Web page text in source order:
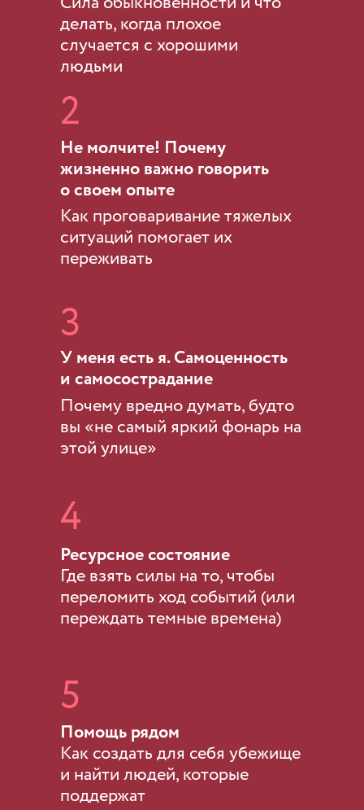
Как проговаривание тяжелых
ситуаций помогает их
переживать
Помощь рядом
У меня есть я. Самоценность
и самосострадание
Почему вредно думать, будто
вы «не самый яркий фонарь на
этой улице»
2
3
4
Ресурсное состояние
Где взять силы на то, чтобы
переломить ход событий (или
переждать темные времена)
5
Не молчите! Почему
жизненно важно говорить
о своем опыте
Как создать для себя убежище
и найти людей, которые
поддержат
делать, когда плохое
случается с хорошими
людьми